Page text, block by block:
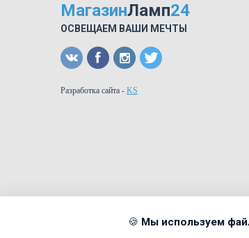
МагазинЛамп24
ОСВЕЩАЕМ ВАШИ МЕЧТЫ
Разработка сайта - KS
🍪 Мы используем